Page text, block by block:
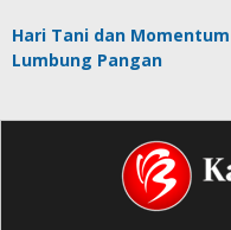
Hari Tani dan
Lumbung Pangan